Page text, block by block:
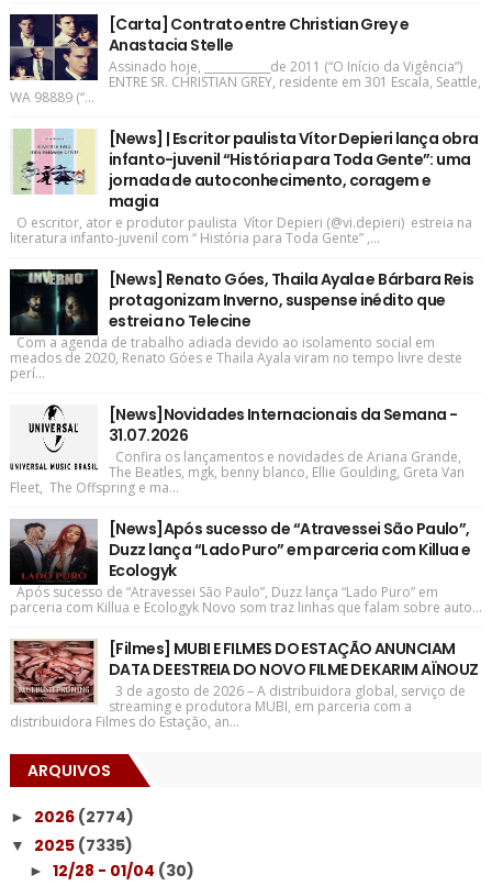
[Carta] Contrato entre Christian Grey e
Anastacia Stelle
Assinado hoje, ____________de 2011 (“O Início da Vigência”)
ENTRE SR. CHRISTIAN GREY, residente em 301 Escala, Seattle,
WA 98889 (“...
[News] | Escritor paulista Vítor Depieri lança obra
infanto-juvenil “História para Toda Gente”: uma
jornada de autoconhecimento, coragem e
magia
O escritor, ator e produtor paulista Vítor Depieri (@vi.depieri) estreia na
literatura infanto-juvenil com “ História para Toda Gente” ,...
[News] Renato Góes, Thaila Ayala e Bárbara Reis
protagonizam Inverno, suspense inédito que
estreia no Telecine
Com a agenda de trabalho adiada devido ao isolamento social em
meados de 2020, Renato Góes e Thaila Ayala viram no tempo livre deste
perí...
[News]Novidades Internacionais da Semana -
31.07.2026
Confira os lançamentos e novidades de Ariana Grande,
The Beatles, mgk, benny blanco, Ellie Goulding, Greta Van
Fleet, The Offspring e ma...
[News]Após sucesso de “Atravessei São Paulo”,
Duzz lança “Lado Puro” em parceria com Killua e
Ecologyk
Após sucesso de “Atravessei São Paulo”, Duzz lança “Lado Puro” em
parceria com Killua e Ecologyk Novo som traz linhas que falam sobre auto...
[Filmes] MUBI E FILMES DO ESTAÇÃO ANUNCIAM
DATA DE ESTREIA DO NOVO FILME DE KARIM AÏNOUZ
3 de agosto de 2026 – A distribuidora global, serviço de
streaming e produtora MUBI, em parceria com a
distribuidora Filmes do Estação, an...
ARQUIVOS
► 2026 (2774)
▼ 2025 (7335)
► 12/28 - 01/04 (30)